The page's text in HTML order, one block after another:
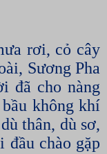
rơi, cỏ cây
Sương Pha
đã cho nàng
không khí
thân, dù sơ,
đầu chào gặp